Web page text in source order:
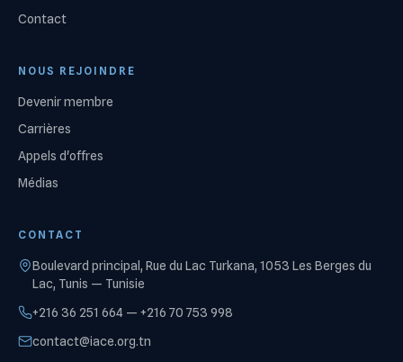
Contact
NOUS REJOINDRE
Devenir membre
Carrières
Appels d'offres
Médias
CONTACT
Boulevard principal, Rue du Lac Turkana, 1053 Les Berges du
Lac, Tunis — Tunisie
+216 36 251 664 — +216 70 753 998
contact@iace.org.tn